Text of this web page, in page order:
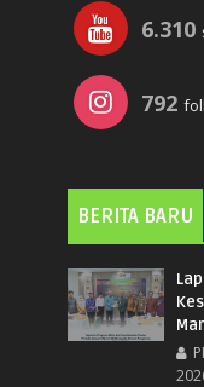
6.310
792
BERITA BARU